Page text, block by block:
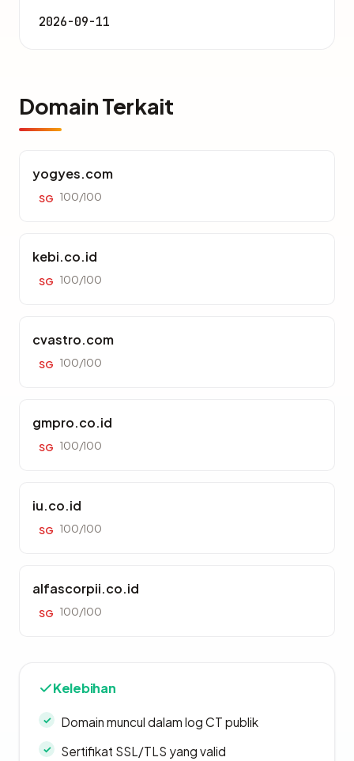
2026-09-11
Domain Terkait
yogyes.com
SG 100/100
kebi.co.id
SG 100/100
cvastro.com
SG 100/100
gmpro.co.id
SG 100/100
iu.co.id
SG 100/100
alfascorpii.co.id
SG 100/100
Kelebihan
Domain muncul dalam log CT publik
Sertifikat SSL/TLS yang valid